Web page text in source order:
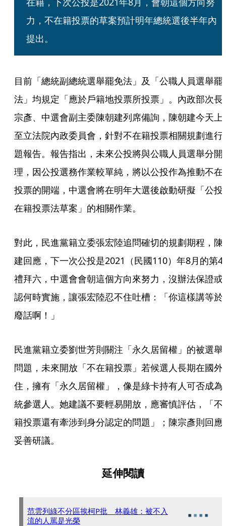
力，不在籍投票的草案預計明年總統選後半年內
提出。
目前「總統副總統選舉罷免法」及「公職人員選舉罷
法」均規定「應於戶籍地投票所投票」。內政部次長
宗彥、中選會副主委陳朝建列席備詢，陳朝建今天上
至立法院內政委員會，針對不在籍投票相關規劃進行
題報告。報告指出，未來公投將與公職人員選舉分開
理，因公投選務作業較單純，將以公投作為推動不在
投票的開端，中選會將在明年大選後啟動研擬「公投
在籍投票法草案」的相關作業。
對此，民進黨籍立委張宏陸追問確切的規劃期程，陳
建回應，下一次公投是2021（民國110）年8月的第4
禮拜六，中選會會朝這個方向來努力，沒辦法保證或
認何時實施，讓張宏陸忍不住吐槽：「你這樣講等於
廢話啊！」
民進黨籍立委劉世芳則關注「永久居留權」的被選舉
問題，未來開放「不在籍投票」若候選人長期在國外
住，擁有「永久居留權」，像是綠卡持有人可否成為
統參選人。她建議不要輕易開放，應審慎評估，「不
籍投票還有牽涉到身分認定的問題」；陳宗彥則回應
妥善研議。
延伸閱讀
范雲列綠不分區挨柯P批 林義雄：被不入
流的人罵是光榮